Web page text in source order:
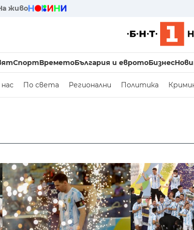
живо
СпортВреметоБългария и евротоБизнес
По света Регионални Политика